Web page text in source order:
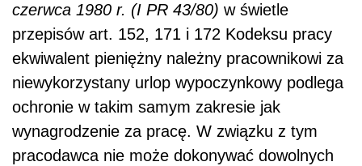
czerwca 1980 r. (I PR 43/80) w świetle
przepisów art. 152, 171 i 172 Kodeksu pracy
ekwiwalent pieniężny należny pracownikowi za
niewykorzystany urlop wypoczynkowy podlega
ochronie w takim samym zakresie jak
wynagrodzenie za pracę. W związku z tym
pracodawca nie może dokonywać dowolnych